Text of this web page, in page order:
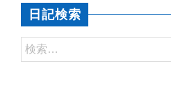
日記検索